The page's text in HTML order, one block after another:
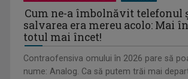
REPORTAJ-ANALIZA TVR.RO
Cum ne-a îmbolnăvit telefonul
salvarea era mereu acolo: Mai
totul mai încet!
Contraofensiva omului în 2026 pare să